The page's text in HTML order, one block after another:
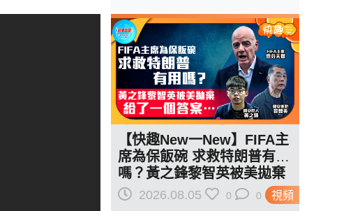
視頻
【快趣New一New】FIFA主
席為保飯碗 求救特朗普有用
嗎？黃之鋒黎智英被美拋棄
給了一個答案…
2026.08.05 0 0